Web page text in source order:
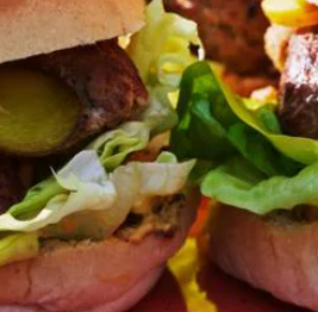
Kies producten